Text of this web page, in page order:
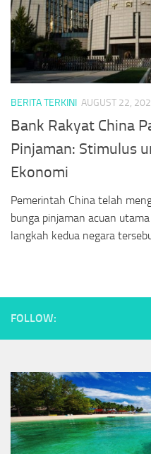
BERITA TERKINI AUGUST 22,
Bank Rakyat China
Pinjaman: Stimulus
Ekonomi
Pemerintah China telah
bunga pinjaman acuan
langkah kedua negara
FOLLOW: